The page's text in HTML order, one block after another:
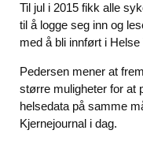
Til jul i 2015 fikk alle
til å logge seg inn og
med å bli innført i Helse
Pedersen mener at
større muligheter for at
helsedata på samme
Kjernejournal i dag.